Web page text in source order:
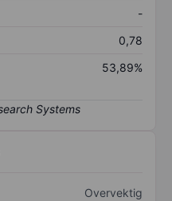
-
0,78
53,89%
Overvektig